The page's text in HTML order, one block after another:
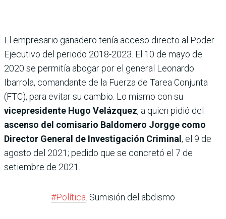
El empresario ganadero tenía acceso directo al Poder
Ejecutivo del periodo 2018-2023. El 10 de mayo de
2020 se permitía abogar por el general Leonardo
Ibarrola, comandante de la Fuerza de Tarea Conjunta
(FTC), para evitar su cambio. Lo mismo con su
vicepresidente Hugo Velázquez, a quien pidió del
ascenso del comisario Baldomero Jorgge como
Director General de Investigación Criminal , el 9 de
agosto del 2021; pedido que se concretó el 7 de
setiembre de 2021.
#Política . Sumisión del abdismo